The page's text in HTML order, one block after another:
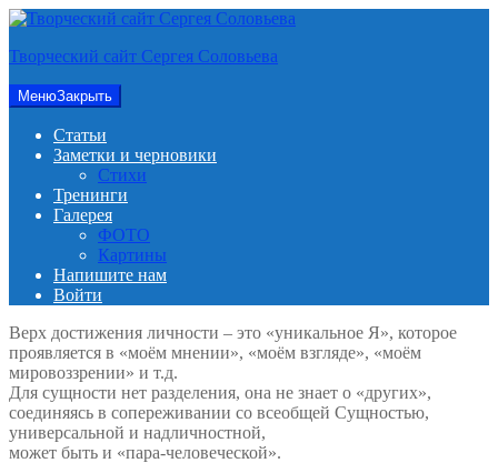
Перейти
содержимому
Творческий сайт Сергея Соловьева
МенюЗакрыть
Статьи
Заметки и черновики
Стихи
Тренинги
Галерея
ФОТО
Картины
Напишите нам
Войти
Верх достижения личности – это «уникальное Я», которое
проявляется в «моём мнении», «моём взгляде», «моём
мировоззрении» и т.д.
Для сущности нет разделения, она не знает о «других»,
соединяясь в сопереживании со всеобщей Сущностью,
универсальной и надличностной,
может быть и «пара-человеческой».